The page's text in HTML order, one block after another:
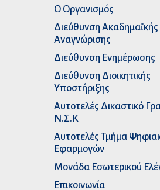
Ο Οργανισμός
Διεύθυνση Ακαδημαϊκής
Αναγνώρισης
Διεύθυνση Ενημέρωσης
Διεύθυνση Διοικητικής
Υποστήριξης
Αυτοτελές Δικαστικό
Ν.Σ.Κ
Αυτοτελές Τμήμα
Εφαρμογών
Μονάδα Εσωτερικού
Επικοινωνία